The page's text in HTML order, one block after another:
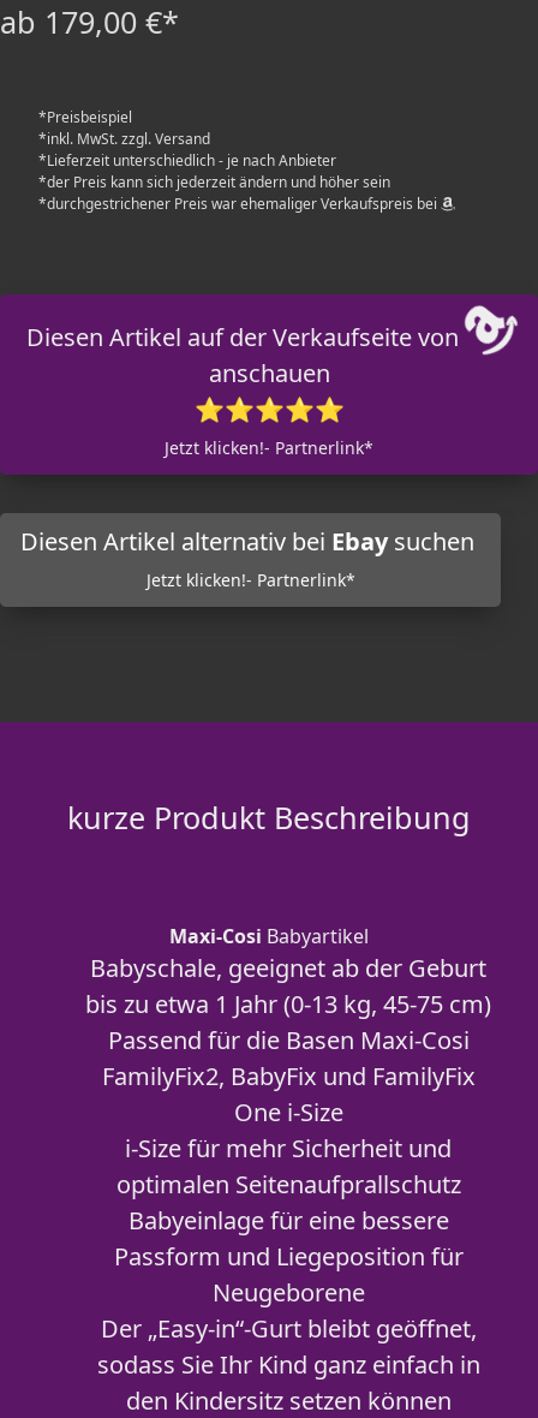
ab 179,00 €*
*Preisbeispiel
*inkl. MwSt. zzgl. Versand
*Lieferzeit unterschiedlich - je nach Anbieter
*der Preis kann sich jederzeit ändern und höher sein
*durchgestrichener Preis war ehemaliger Verkaufspreis bei
Diesen Artikel auf der Verkaufseite von
anschauen
⭐⭐⭐⭐⭐
Jetzt klicken!- Partnerlink*
Diesen Artikel alternativ bei Ebaysuchen
Jetzt klicken!- Partnerlink*
kurze Produkt Beschreibung
Maxi-Cosi Babyartikel
Babyschale, geeignet ab der Geburt
bis zu etwa 1 Jahr (0-13 kg, 45-75 cm)
Passend für die Basen Maxi-Cosi
FamilyFix2, BabyFix und FamilyFix
One i-Size
i-Size für mehr Sicherheit und
optimalen Seitenaufprallschutz
Babyeinlage für eine bessere
Passform und Liegeposition für
Neugeborene
Der „Easy-in“-Gurt bleibt geöffnet,
sodass Sie Ihr Kind ganz einfach in
den Kindersitz setzen können